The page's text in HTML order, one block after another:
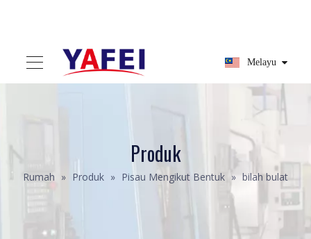
Melayu
Produk
Rumah » Produk » Pisau Mengikut Bentuk » bilah bulat